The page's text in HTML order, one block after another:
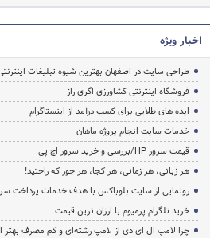
اخبار ویژه
طراحی سایت در اصفهان بهترین شیوه تبلیغات
فروشگاه اینترنتی کشاورزی اگری راز
ایده های طلایی برای کسب درآمد از اینستاگرام
خدمات سایت انجام پروژه ماهان
قیمت سرور HP/بررسی و خرید سرور اچ پی
هر زبانی، هر زمانی، هر کجا، هر جور که راحتید!
رونمایی از سایت بلوباکس با هدف خدمات پرداخت
خرید تلگرام پرمیوم با ارزان ترین قیمت
چرا لامپ ال ای دی از لامپ رشته‌ای و کم مصرف